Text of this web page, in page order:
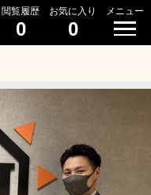
閲覧履歴
0
お気に入り
0
メニュー